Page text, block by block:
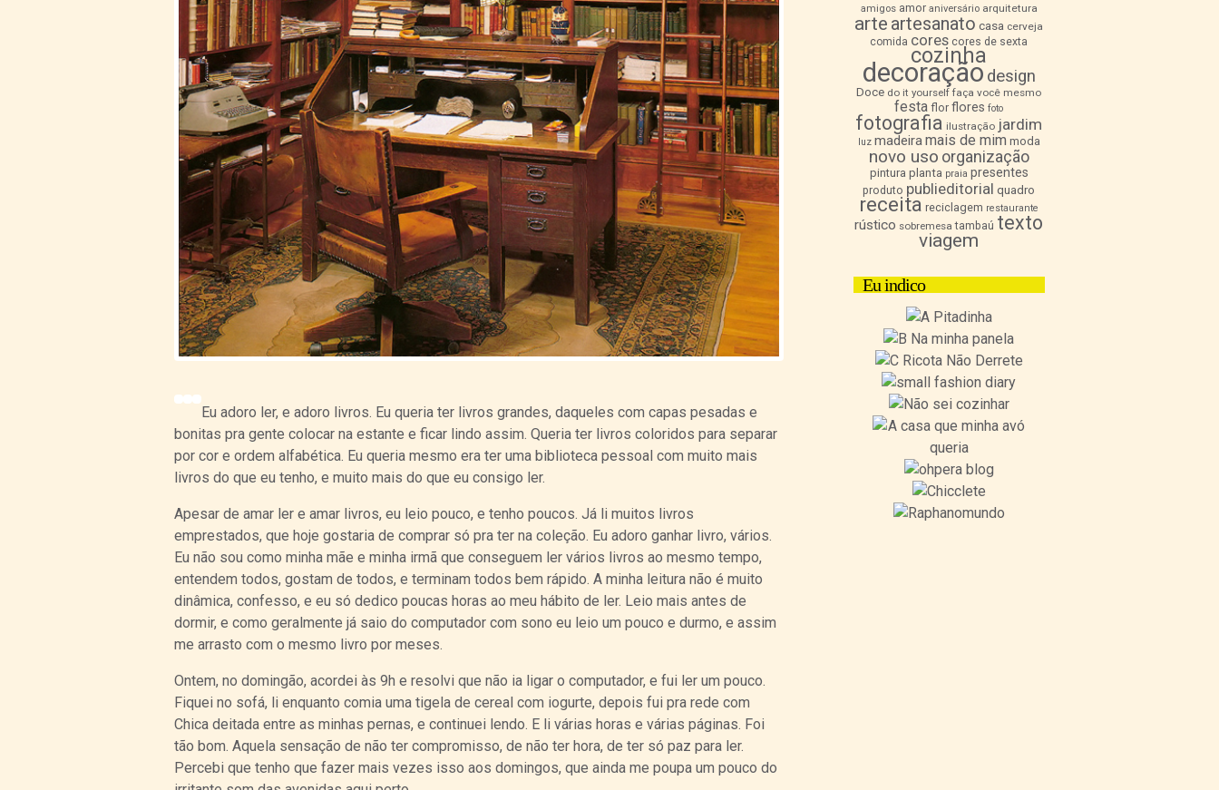
Eu adoro ler, e adoro livros. Eu queria ter livros grandes, daqueles com capas pesadas e
bonitas pra gente colocar na estante e ficar lindo assim. Queria ter livros coloridos para separar
por cor e ordem alfabética. Eu queria mesmo era ter uma biblioteca pessoal com muito mais
livros do que eu tenho, e muito mais do que eu consigo ler.
Apesar de amar ler e amar livros, eu leio pouco, e tenho poucos. Já li muitos livros
emprestados, que hoje gostaria de comprar só pra ter na coleção. Eu adoro ganhar livro, vários.
Eu não sou como minha mãe e minha irmã que conseguem ler vários livros ao mesmo tempo,
entendem todos, gostam de todos, e terminam todos bem rápido. A minha leitura não é muito
dinâmica, confesso, e eu só dedico poucas horas ao meu hábito de ler. Leio mais antes de
dormir, e como geralmente já saio do computador com sono eu leio um pouco e durmo, e assim
me arrasto com o mesmo livro por meses.
Ontem, no domingão, acordei às 9h e resolvi que não ia ligar o computador, e fui ler um pouco.
Fiquei no sofá, li enquanto comia uma tigela de cereal com iogurte, depois fui pra rede com
Chica deitada entre as minhas pernas, e continuei lendo. E li várias horas e várias páginas. Foi
tão bom. Aquela sensação de não ter compromisso, de não ter hora, de ter só paz para ler.
Percebi que tenho que fazer mais vezes isso aos domingos, que ainda me poupa um pouco do
amigos amor aniversário arquitetura
arte artesanato casa cerveja
comida cores cores de sexta
cozinha
decoraçãodesign
Doce do it yourself faça você mesmo
festa flor flores foto
fotografia ilustração jardim
luz madeiramais de mim moda
novo uso organização
pintura planta praia presentes
produto publieditorial quadro
receita reciclagem restaurante
rústico sobremesa tambaú texto
viagem
Eu indico